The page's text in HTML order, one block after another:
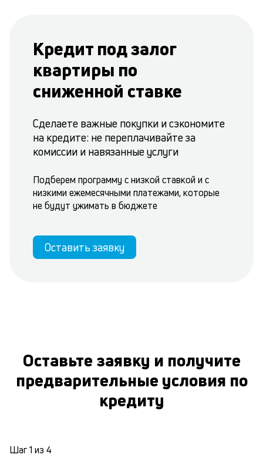
Кредит под залог
квартиры по
сниженной ставке
Сделаете важные покупки и сэкономите
на кредите: не переплачивайте за
комиссии и навязанные услуги
Подберем программу с низкой ставкой и с
низкими ежемесячными платежами, которые
не будут ужимать в бюджете
Оставить заявку
Оставьте заявку и получите
предварительные условия по
кредиту
Шаг1 из 4